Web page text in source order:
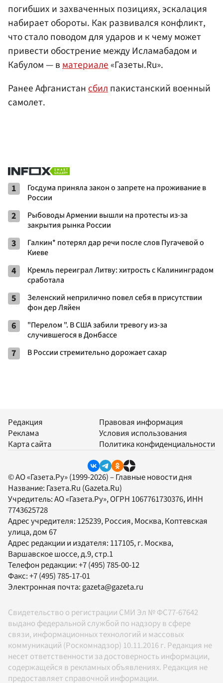
погибших и захваченных позициях, эскалация
набирает обороты. Как развивался конфликт,
что стало поводом для ударов и к чему может
привести обострение между Исламабадом и
Кабулом — вматериале«Газеты.Ru».
Ранее Афганистансбилпакистанский военный
самолет.
1
Госдума приняла закон о запрете на проживание в
России
2
Рыбоводы Армении вышли на протесты из-за
закрытия рынка России
3
Галкин* потерял дар речи после слов Пугачевой о
Киеве
4
Кремль переиграл Литву: хитрость с Калининградом
сработала
5
Зеленский неприлично повел cебя в присутствии
фон дер Ляйен
6
"Перелом ". В США забили тревогу из-за
случившегося в Донбассе
7 В России стремительно дорожает сахар
Редакция
Реклама
Карта сайта
Правовая информация
Условия использования
Политика конфиденциальности
© АО «Газета.Ру» (1999-2026) – Главные новости дня
Название: Газета.Ru (Gazeta.Ru)
Учредитель:АО «Газета.Ру», ОГРН 1067761730376, ИНН
7743625728
Адрес учредителя: 125239, Россия, Москва, Коптевская
улица, дом 67
Адрес редакции и издателя: 117105, г. Москва,
Варшавское шоссе, д.9, стр.1
Телефон редакции:+7 (495) 785-00-12
Факс:+7 (495) 785-17-01
Электронная почта: gazeta@gazeta.ru
Свидетельство о регистрации СМИ Эл № ФС77-67642
выдано федеральной службой по надзору в сфере
связи, информационных технологий и массовых
коммуникаций (Роскомнадзор) 10.11.2016 г. Редакция не
несет ответственности за достоверность информации,
содержащейся в рекламных объявлениях. Редакция не
предоставляет справочной информации.